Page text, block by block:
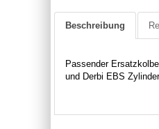
Beschreibung
Passender
und Derbi EBS